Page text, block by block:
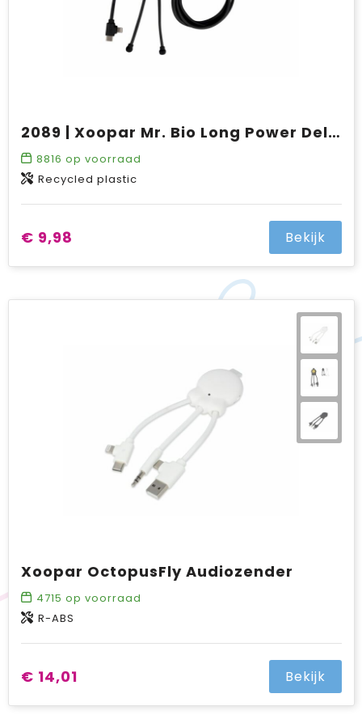
2089 | Xoopar Mr. Bio Long Power Delivery Oplaadkabel
8816 op voorraad
Recycled plastic
€ 9,98 Bekijk
Xoopar OctopusFly Audiozender
4715 op voorraad
R-ABS
€ 14,01 Bekijk